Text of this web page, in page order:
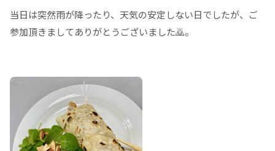
当日は突然雨が降ったり、天気の安定しない日でしたが、ご
参加頂きましてありがとうございました🙇。